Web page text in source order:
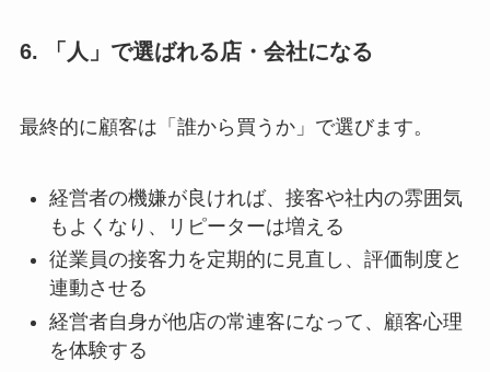
6. 「人」で選ばれる店・会社になる
最終的に顧客は「誰から買うか」で選びます。
経営者の機嫌が良ければ、接客や社内の雰囲気
もよくなり、リピーターは増える
従業員の接客力を定期的に見直し、評価制度と
連動させる
経営者自身が他店の常連客になって、顧客心理
を体験する